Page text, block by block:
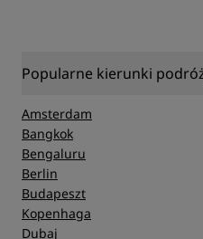
Popularne kierunki
Amsterdam
Bangkok
Bengaluru
Berlin
Budapeszt
Kopenhaga
Dubaj